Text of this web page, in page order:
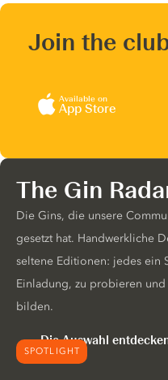
Join the
Available on
App Store
SPOTLIGHT
The Gin
Die Gins, die unsere
gesetzt hat. Handwerkliche
seltene Editionen: jedes ein
Einladung, zu probieren
bilden.
Die Auswahl